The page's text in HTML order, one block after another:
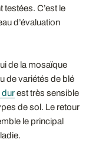
C’est le
d’évaluation
de la mosaïque
de variétés de blé
durest très sensible
de sol. Le retour
le principal